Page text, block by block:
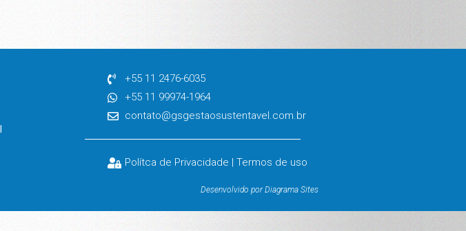
+55 11 2476-6035
+55 11 99974-1964
contato@gsgestaosustentavel.com.br
Polítca de Privacidade | Termos de uso
Desenvolvido por Diagrama Sites